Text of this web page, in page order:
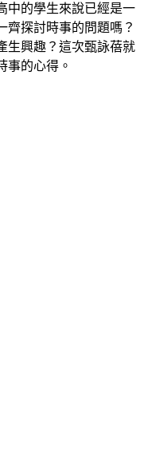
中的學生來說已經是一
齊探討時事的問題嗎？
生興趣？這次甄詠蓓就
事的心得。